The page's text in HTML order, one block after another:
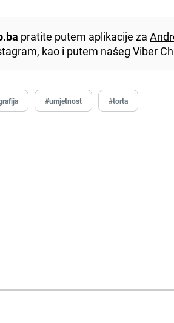
pratite putem aplikacije za
, kao i putem našegViber
#umjetnost #torta